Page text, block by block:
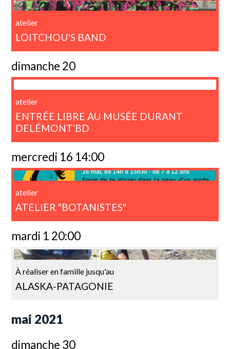
atelier
LOITCHOU'S BAND
dimanche 20
atelier
ENTRÉE LIBRE AU MUSÉE DURANT
DELÉMONT'BD
mercredi 16 14:00
atelier
ATELIER "BOTANISTES"
mardi 1 20:00
À réaliser en famille jusqu'au
ALASKA-PATAGONIE
mai 2021
dimanche 30